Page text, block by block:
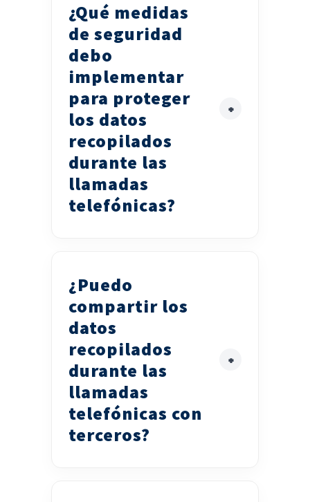
¿Qué medidas
de seguridad
debo
implementar
para proteger
los datos
recopilados
durante las
llamadas
telefónicas?
¿Puedo
compartir los
datos
recopilados
durante las
llamadas
telefónicas con
terceros?